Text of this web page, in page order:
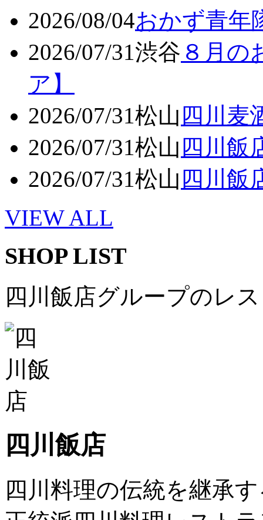
2026/08/04おかず青年
2026/07/31渋谷 ８月の
ア】
2026/07/31松山 四川麦
2026/07/31松山 四川飯
2026/07/31松山 四川飯
VIEW ALL
SHOP LIST
四川飯店グループのレ
四川飯店
四川料理の伝統を継承